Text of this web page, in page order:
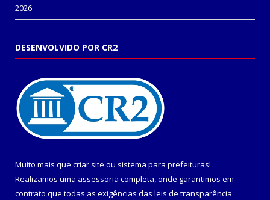
2026
DESENVOLVIDO POR CR2
Muito mais que criar site ou sistema para prefeituras!
Realizamos uma assessoria completa, onde garantimos em
contrato que todas as exigências das leis de transparência